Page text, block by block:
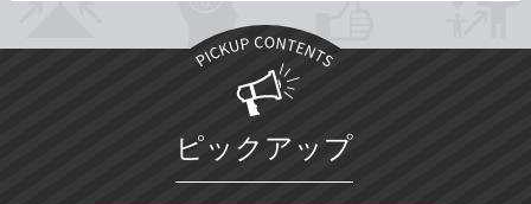
ピックアップ